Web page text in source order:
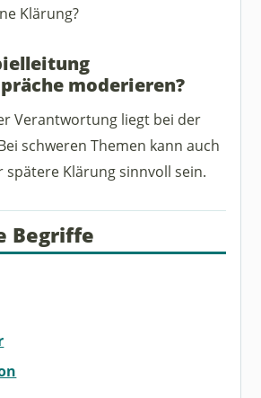
Klärung?
moderieren?
Verantwortung liegt bei der
schweren Themen kann auch
spätere Klärung sinnvoll sein.
Begriffe